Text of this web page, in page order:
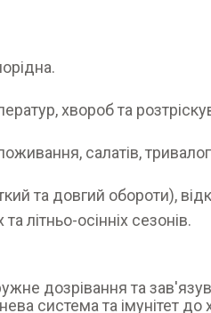
хвороб та
салатів,
та довгий обороти),
літньо-осінніх сезонів.
дозрівання та
система та імунітет до